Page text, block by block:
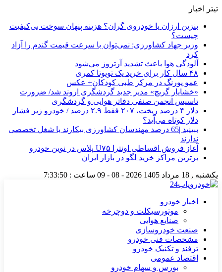
تیتر اخبار
بنزین ارزان یا خودروی گران؟ هزینه پنهان سوخت بی‌کیفیت
چیست؟
وزیر جهاد کشاورزی: نمی‌توان با سرعت قیمت گندم را آزاد
کرد
آلودگی هوا باعث تشدید آرتروز می‌شود
۴۸ سال کار برای خرید یک تویوتا کمری
عمو پورنگ در مرکز طبی کودکان+ عکس
«خشایار گریچ» مدیر جدید گردشگری اروند شد/ ضرورت
تاسیس انجمن صنفی دفاتر هوایی و گردشگری
دلار ۴ درصد ریخت، ۲۰۷ فقط ۲.۹ درصد / خودرو زیر فشار
دلار کوتاه می‌آید؟
ببینید |65 درصد مهندسان کشاورزی بیکارند یا شغل تخصصی
ندارند
آغاز فروش اقساطی اونترا U۷۵ پلاس در نوین خودرو
برترین مراکز خرید لگو در بازار ایران
یکشنبه , 18 مرداد 1405 2026 - 08 - 09 ساعت : 7:33:50
اخبار خودرو
موتورسیکلت و دوچرخه
صنایع هوایی
صنعت خودروسازی
مشخصات فنی خودرو
ترفند و تکنیک خودرو
اقتصاد عمومی
بورس و سهام خودرو